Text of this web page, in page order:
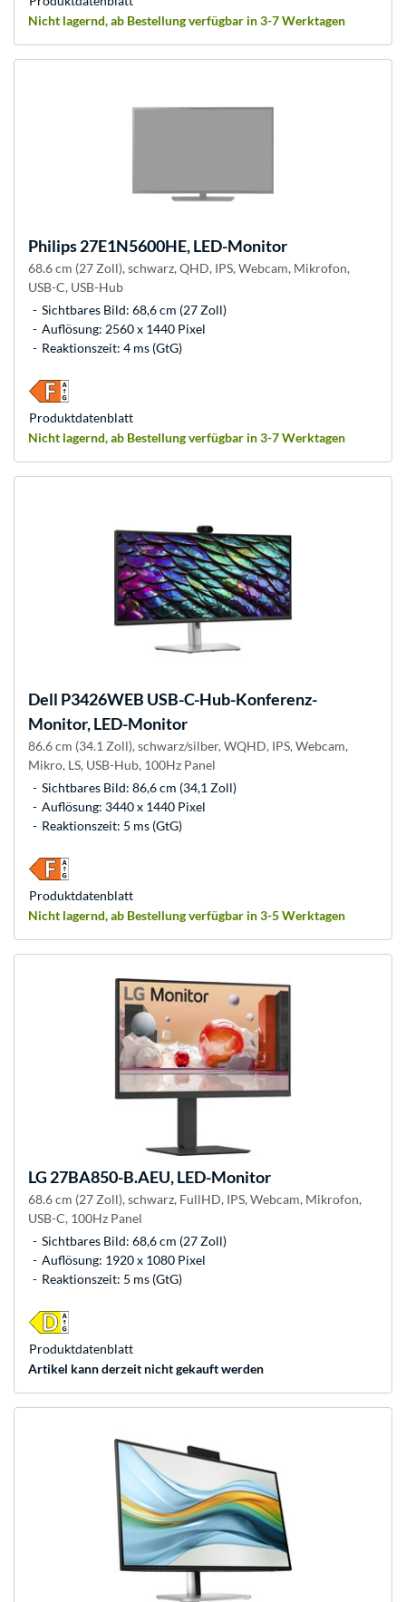
Nicht lagernd, ab Bestellung verfügbar in 3-7 Werktagen
Philips27E1N5600HE, LED-Monitor
68.6 cm (27 Zoll), schwarz, QHD, IPS, Webcam, Mikrofon,
USB-C, USB-Hub
Sichtbares Bild: 68,6 cm (27 Zoll)
Auflösung: 2560 x 1440 Pixel
Reaktionszeit: 4 ms (GtG)
Nicht lagernd, ab Bestellung verfügbar in 3-7 Werktagen
Produkt­datenblatt
Dell P3426WEB USB-C-Hub-Konferenz-
Monitor, LED-Monitor
86.6 cm (34.1 Zoll), schwarz/silber, WQHD, IPS, Webcam,
Mikro, LS, USB-Hub, 100Hz Panel
Sichtbares Bild: 86,6 cm (34,1 Zoll)
Auflösung: 3440 x 1440 Pixel
Reaktionszeit: 5 ms (GtG)
Nicht lagernd, ab Bestellung verfügbar in 3-5 Werktagen
Produkt­datenblatt
LG 27BA850-B.AEU, LED-Monitor
68.6 cm (27 Zoll), schwarz, FullHD, IPS, Webcam, Mikrofon,
USB-C, 100Hz Panel
Sichtbares Bild: 68,6 cm (27 Zoll)
Auflösung: 1920 x 1080 Pixel
Reaktionszeit: 5 ms (GtG)
Artikel kann derzeit nicht gekauft werden
Produkt­datenblatt